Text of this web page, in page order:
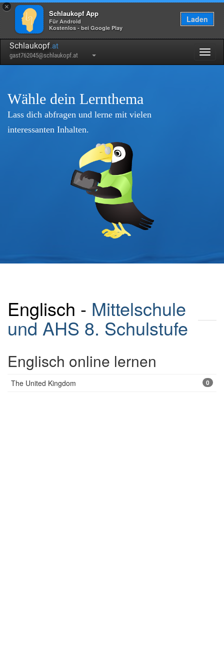
×
Schlaukopf App
Für Android
Kostenlos - bei Google Play
Laden
Schlaukopf.at
gast762045@schlaukopf.at
Wähle dein Lernthema
Lass dich abfragen und lerne mit vielen
interessanten Inhalten.
Englisch - Mittelschule
und AHS 8. Schulstufe
Englisch online lernen
The United Kingdom 0